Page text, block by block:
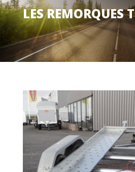
LES REMORQUES